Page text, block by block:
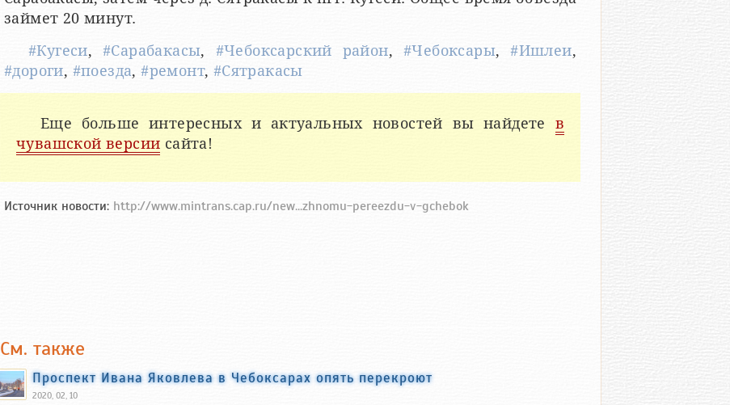
займет 20 минут.
#Кугеси,#Сарабакасы, #Чебоксарский район, #Чебоксары,#Ишлеи,
#дороги, #поезда,#ремонт, #Сятракасы
Еще больше интересных и актуальных новостей вы найдете в
чувашской версии сайта!
Источник новости: http://www.mintrans.cap.ru/new...zhnomu-pereezdu-v-gchebok
См. также
Проспект Ивана Яковлева в Чебоксарах опять перекроют
2020, 02, 10